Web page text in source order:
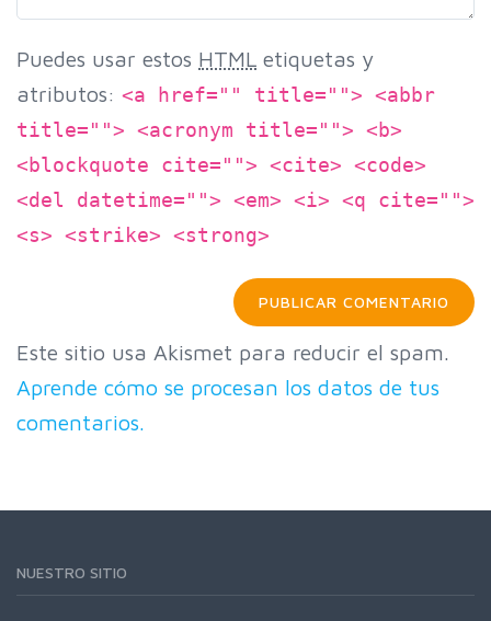
Puedes usar estos HTML etiquetas y
atributos: <a href="" title=""> <abbr
title=""> <acronym title=""> <b>
<blockquote cite=""> <cite> <code>
<del datetime=""> <em> <i> <q cite="">
<s> <strike> <strong>
Este sitio usa Akismet para reducir el spam.
Aprende cómo se procesan los datos de tus
comentarios.
NUESTRO SITIO